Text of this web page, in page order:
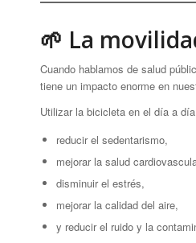
🌱 La
Cuando hablamos de salud
tiene un impacto enorme en
Utilizar la bicicleta en el día a
reducir el sedentarismo,
mejorar la salud
disminuir el estrés,
mejorar la calidad del aire,
y reducir el ruido y la